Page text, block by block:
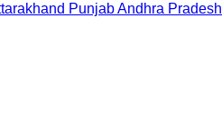
PunjabAndhra Pradesh